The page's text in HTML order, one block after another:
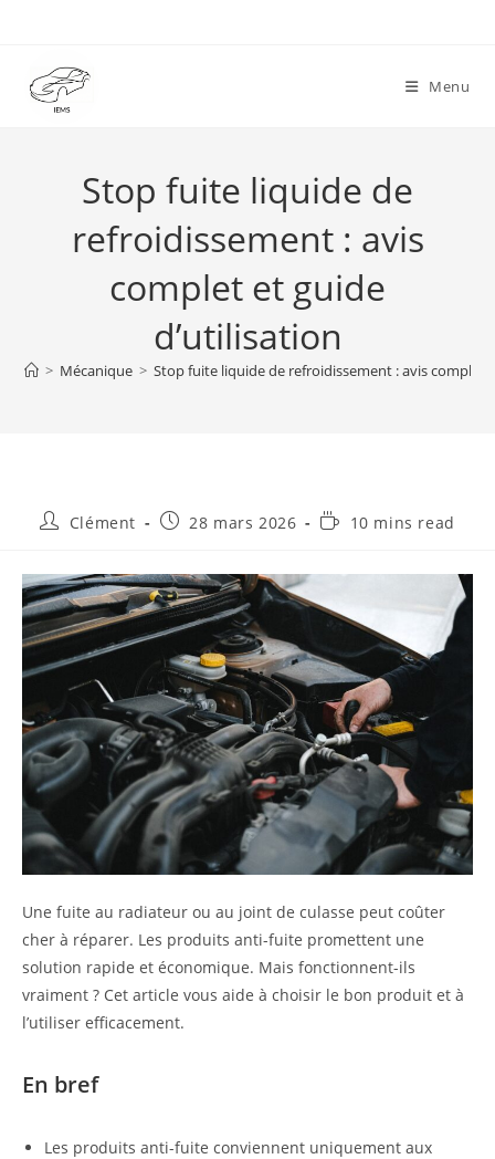
content
Menu
Stop fuite liquide de
refroidissement : avis
complet et guide
d’utilisation
> Mécanique > Stop fuite liquide de refroidissement : avis complet
Auteur/autrice
publication :
Clément
Publication
28 mars 2026
Temps10 mins read
Une fuite au radiateur ou au joint de culasse peut coûter
cher à réparer. Les produits anti-fuite promettent une
solution rapide et économique. Mais fonctionnent-ils
vraiment ? Cet article vous aide à choisir le bon produit et à
l’utiliser efficacement.
En bref
Les produits anti-fuite conviennent uniquement aux